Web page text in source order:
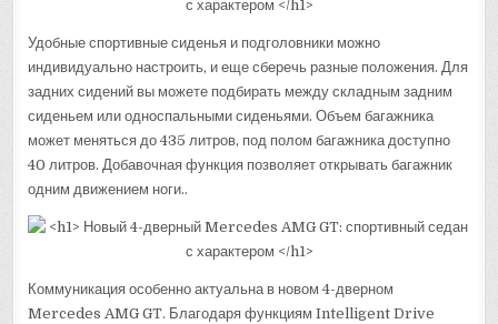
Удобные спортивные сиденья и подголовники можно
индивидуально настроить, и еще сберечь разные положения. Для
задних сидений вы можете подбирать между складным задним
сиденьем или односпальными сиденьями. Объем багажника
может меняться до 435 литров, под полом багажника доступно
40 литров. Добавочная функция позволяет открывать багажник
одним движением ноги..
Коммуникация особенно актуальна в новом 4-дверном
Mercedes AMG GT. Благодаря функциям Intelligent Drive